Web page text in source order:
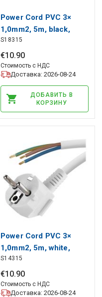
Power Cord PVC 3×
1,0mm2, 5m, black,
EMOS
S18315
€10.90
Стоимость с НДС
Доставка: 2026-08-24
ДОБАВИТЬ В
КОРЗИНУ
Power Cord PVC 3×
1,0mm2, 5m, white,
EMOS
S14315
€10.90
Стоимость с НДС
Доставка: 2026-08-24